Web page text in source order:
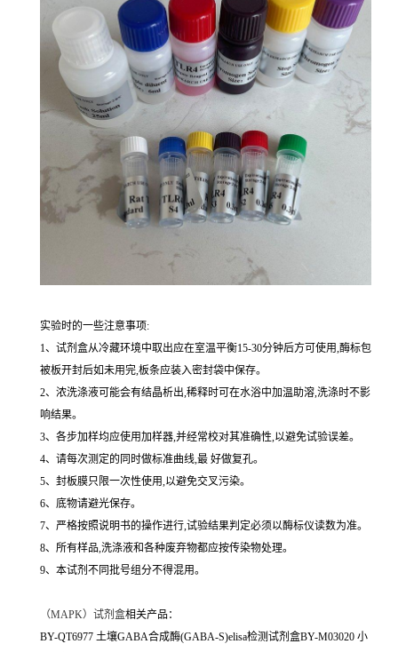
实验时的一些注意事项:
1、试剂盒从冷藏环境中取出应在室温平衡15-30分钟后方可使用,酶标包
被板开封后如未用完,板条应装入密封袋中保存。
2、浓洗涤液可能会有结晶析出,稀释时可在水浴中加温助溶,洗涤时不影
响结果。
3、各步加样均应使用加样器,并经常校对其准确性,以避免试验误差。
4、请每次测定的同时做标准曲线,最 好做复孔。
5、封板膜只限一次性使用,以避免交叉污染。
6、底物请避光保存。
7、严格按照说明书的操作进行,试验结果判定必须以酶标仪读数为准。
8、所有样品,洗涤液和各种废弃物都应按传染物处理。
9、本试剂不同批号组分不得混用。
（MAPK）试剂盒相关产品：
BY-QT6977 土壤GABA合成酶(GABA-S)elisa检测试剂盒BY-M03020 小